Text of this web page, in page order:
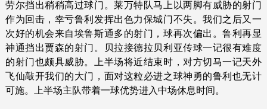
劳尔挡出稍稍高过球门。莱万特队马上以两脚有威胁的射门
作为回击，幸亏鲁利发挥出色力保城门不失。我们之后又一
次好的机会来自埃鲁斯通多的射门，球再次偏出。鲁利再显
神通挡出贾森的射门。贝拉接德拉贝利亚传球一记很有难度
的射门也颇具威胁。上半场将近结束时，对方切马一记天外
飞仙敲开我们的大门，面对这粒必进之球神勇的鲁利也无计
可施。上半场主队带着一球优势进入中场休息时间。